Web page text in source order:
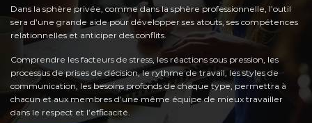
Dans la sphère privée, comme dans la sphère professionnelle, l’outil
sera d’une grande aide pour développer ses atouts, ses compétences
relationnelles et anticiper des conflits.
Comprendre les facteurs de stress, les réactions sous pression, les
processus de prises de décision, le rythme de travail, les styles de
communication, les besoins profonds de chaque type, permettra à
chacun et aux membres d’une même équipe de mieux travailler
dans le respect et l’efficacité.